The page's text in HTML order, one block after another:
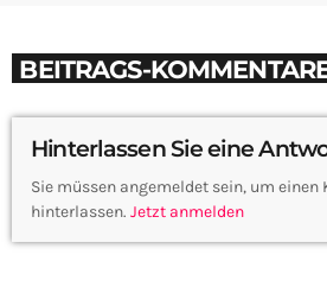
BEITRAGS-
Hinterlassen Sie eine
Sie müssen angemeldet sein, um einen
hinterlassen. Jetzt anmelden